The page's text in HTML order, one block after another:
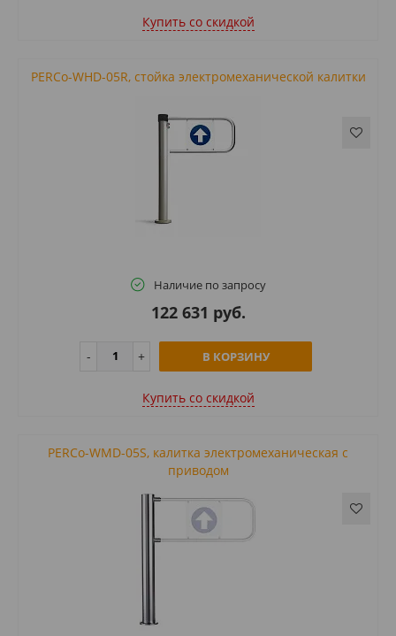
Купить cо скидкой
PERCo-WHD-05R, стойка электромеханической калитки
Наличие по запросу
122 631 руб.
В КОРЗИНУ
Купить cо скидкой
PERCo-WMD-05S, калитка электромеханическая с
приводом